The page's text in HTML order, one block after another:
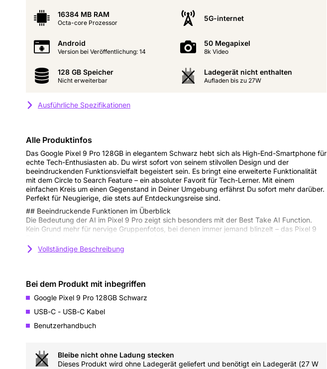
16384 MB RAM
Octa-core Prozessor
5G-internet
Android
Version bei Veröffentlichung: 14
50 Megapixel
8k Video
128 GB Speicher
Nicht erweiterbar
Ladegerät nicht enthalten
Aufladen bis zu 27W
Ausführliche Spezifikationen
Alle Produktinfos
Das Google Pixel 9 Pro 128GB in elegantem Schwarz hebt sich als High-End-Smartphone für
echte Tech-Enthusiasten ab. Du wirst sofort von seinem stilvollen Design und der
beeindruckenden Funktionsvielfalt begeistert sein. Es bringt eine erweiterte Funktionalität
mit dem Circle to Search Feature – ein absoluter Favorit für Tech-Lerner. Mit einem
einfachen Kreis um einen Gegenstand in Deiner Umgebung erfährst Du sofort mehr darüber.
Perfekt für Neugierige, die stets auf Entdeckungsreise sind.
## Beeindruckende Funktionen im Überblick
Die Bedeutung der AI im Pixel 9 Pro zeigt sich besonders mit der Best Take AI Function.
Kein Grund mehr für nervige Gruppenfotos, bei denen immer jemand blinzelt – das Pixel 9
Videos erhältst Du in atemberaubender 8K-Qualität dank der leistungsstarken Drei-Kamera-
Kombo auf der Rückseite. Deine Erinnerungen werden schärfer und detaillierter festgehalten
Mit einem 6,3-Zoll-OLED-Display und variabler Bildwiederholrate von 1Hz bis satten 120Hz
ist dieses Gerät ein Augenschmaus. Ob Du durch soziale Medien scrollst, Action-Spiele
zockst oder Dich in einem Film verlierst – das Pixel 9 Pro bietet flüssige Visuals und spart
gleichzeitig an Akku. In ein robustes, elegantes Gehäuse aus Metall gepackt und zertifiziert
mit IP68, fühlt es sich so gut an, wie es aussieht. Perfekt für all Deine Abenteuer, egal, ob
drinnen oder draußen.
Ein 42-MP-Selfie-Objektiv, das 4K-Videos aufnimmt, sorgt dafür, dass alle Deine Videocalls
und Vlogs kristallklar sind. Die Rückenkameraconfiguration mit 50 MP plus zwei Mal 48 MP
Vollständige Beschreibung
Bei dem Produkt mit inbegriffen
Google Pixel 9 Pro 128GB Schwarz
USB-C - USB-C Kabel
Benutzerhandbuch
Bleibe nicht ohne Ladung stecken
Dieses Produkt wird ohne Ladegerät geliefert und benötigt ein Ladegerät (27 W